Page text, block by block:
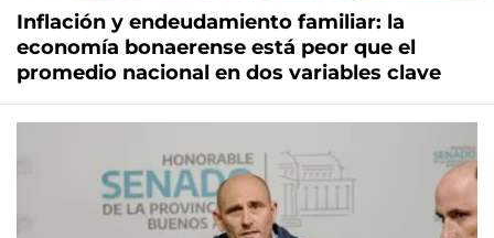
Inflación y endeudamiento familiar: la
economía bonaerense está peor que el
promedio nacional en dos variables clave